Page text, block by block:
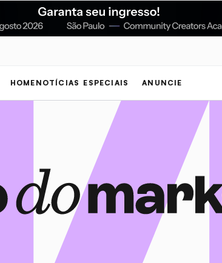
HOME NOTÍCIAS ESPECIAIS ANUNCIE